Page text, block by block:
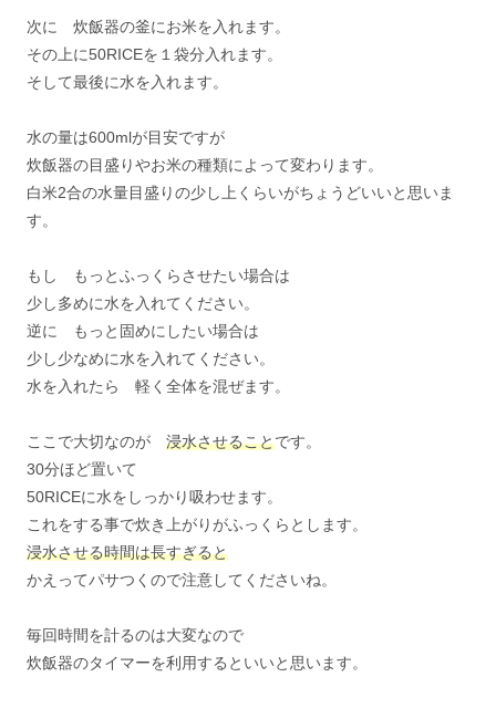
次に 炊飯器の釜にお米を入れます。
その上に50RICEを１袋分入れます。
そして最後に水を入れます。
水の量は600mlが目安ですが
炊飯器の目盛りやお米の種類によって変わります。
白米2合の水量目盛りの少し上くらいがちょうどいいと思いま
す。
もし もっとふっくらさせたい場合は
少し多めに水を入れてください。
逆に もっと固めにしたい場合は
少し少なめに水を入れてください。
水を入れたら 軽く全体を混ぜます。
ここで大切なのが 浸水させることです。
30分ほど置いて
50RICEに水をしっかり吸わせます。
これをする事で炊き上がりがふっくらとします。
浸水させる時間は長すぎると
かえってパサつくので注意してくださいね。
毎回時間を計るのは大変なので
炊飯器のタイマーを利用するといいと思います。